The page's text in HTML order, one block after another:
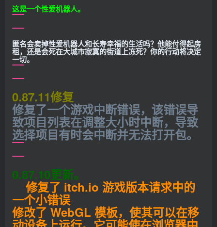
这是一个性爱机器人。
匿名会卖掉性爱机器人和长寿幸福的生活吗？他能付得起房
租，还是会死在大城市寂寞的街道上冻死？你的行动将决定
一切。
0.87.11修复
修复了一个游戏中断错误，该错误导
致项目列表在调整大小时中断，导致
选择项目有时会中断并无法打开包。
0.87.10更新。
修复了 itch.io 游戏版本请求中的
一个小错误
修改了 WebGL 模板，使其可以在移